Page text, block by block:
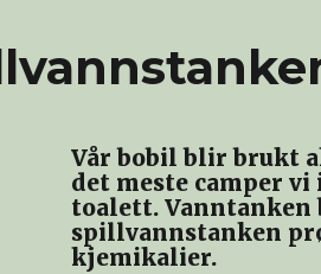
Vår bobil blir brukt
det meste camper
toalett.
spillvannstanken
kjemikalier.